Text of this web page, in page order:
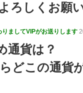
ろしくお願
ましてVIPがお送りします
通貨は？
どこの通貨